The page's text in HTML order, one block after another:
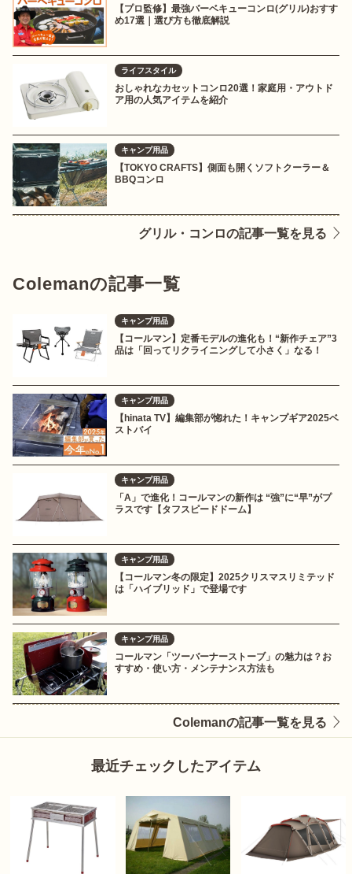
【プロ監修】最強バーベキューコンロ(グリル)おすす
め17選｜選び方も徹底解説
ライフスタイル
おしゃれなカセットコンロ20選！家庭用・アウトド
ア用の人気アイテムを紹介
キャンプ用品
【TOKYO CRAFTS】側面も開くソフトクーラー＆
BBQコンロ
グリル・コンロの記事一覧を見る
Colemanの記事一覧
キャンプ用品
【コールマン】定番モデルの進化も！“新作チェア”3
品は「回ってリクライニングして小さく」なる！
キャンプ用品
【hinata TV】編集部が惚れた！キャンプギア2025ベ
ストバイ
キャンプ用品
「A」で進化！コールマンの新作は “強”に“早”がプ
ラスです【タフスピードドーム】
キャンプ用品
【コールマン冬の限定】2025クリスマスリミテッド
は「ハイブリッド」で登場です
キャンプ用品
コールマン「ツーバーナーストーブ」の魅力は？お
すすめ・使い方・メンテナンス方法も
Colemanの記事一覧を見る
最近チェックしたアイテム